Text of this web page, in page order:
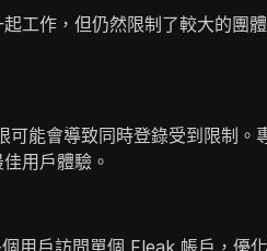
工作，但仍然限制了較大的團
能會導致同時登錄受到限制。
用戶體驗。
用戶訪問單個 Fleak 帳戶，優